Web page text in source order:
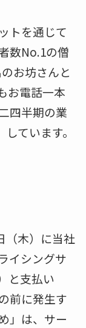
トを通じて
数No.1の僧
お坊さんと
お電話一本
四半期の業
ています。
（木）に当社
イシングサ
と支払い
前に発生す
」は、サー